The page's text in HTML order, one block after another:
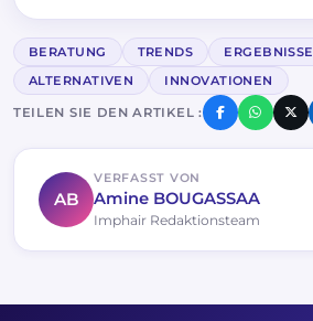
BERATUNG TRENDS ERGEBNISSE
ALTERNATIVEN
INNOVATIONEN
TEILEN SIE DEN ARTIKEL :
AB
VERFASST VON
Amine BOUGASSAA
Imphair Redaktionsteam